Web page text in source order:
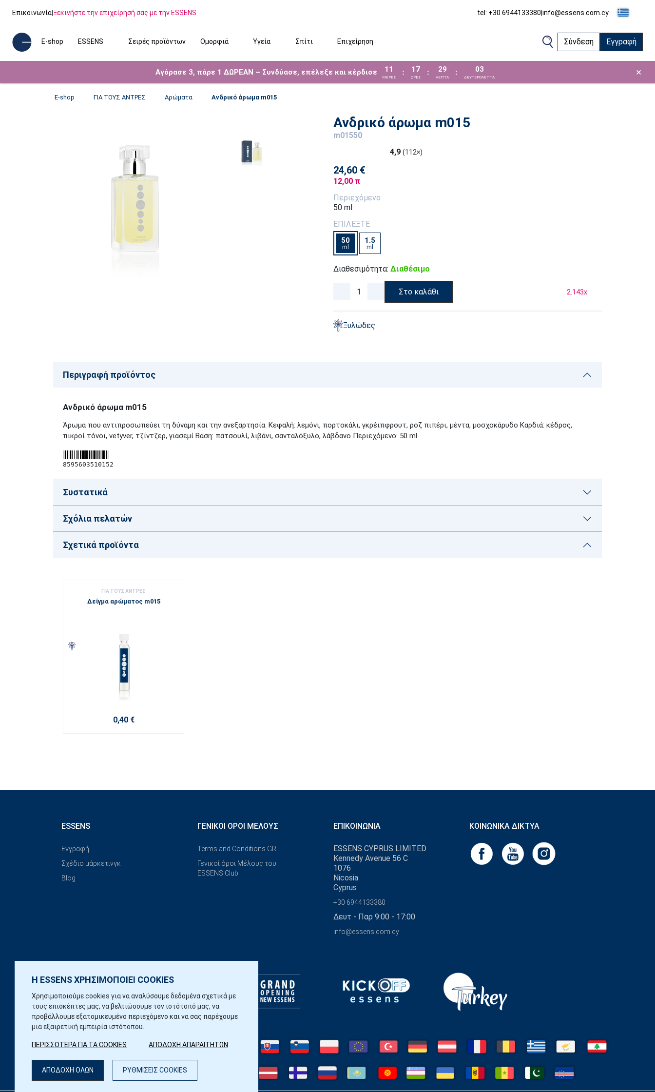
Επικοινωνία|Ξεκινήστε την επιχείρησή σας με την ESSENS tel: +30 6944133380|info@essens.com.cy
E-shop ESSENS Σειρές προϊόντων Ομορφιά Υγεία Σπίτι Επιχείρηση Σύνδεση Εγγραφή
Αγόρασε 3, πάρε 1 ΔΩΡΕΑΝ – Συνδύασε, επέλεξε και κέρδισε 11
ΜΈΡΕΣ
: 17
ΩΡΕΣ
: 29
ΛΕΠΤΑ
: 03
ΔΕΥΤΕΡΟΛΕΠΤΑ ×
E-shop ΓΙΑ ΤΟΥΣ ΑΝΤΡΕΣ Αρώματα Ανδρικό άρωμα m015
Ανδρικό άρωμα m015
m01550
4,9 (112×)
24,60 €
12,00 π
Περιεχόμενο
50 ml
ΕΠΙΛΕΞΤΕ
50
ml
1.5
ml
Διαθεσιμότητα: Διαθέσιμο
Στο καλάθι 2.143x
Ξυλώδες
Περιγραφή προϊόντος
Ανδρικό άρωμα m015
Άρωμα που αντιπροσωπεύει τη δύναμη και την ανεξαρτησία. Κεφαλή: λεμόνι, πορτοκάλι, γκρέιπφρουτ, ροζ πιπέρι, μέντα, μοσχοκάρυδο Καρδιά: κέδρος,
πικροί τόνοι, vetyver, τζίντζερ, γιασεμί Βάση: πατσουλί, λιβάνι, σανταλόξυλο, λάβδανο Περιεχόμενο: 50 ml
8595603510152
Συστατικά
Σχόλια πελατών
Σχετικά προϊόντα
ΓΙΑ ΤΟΥΣ ΑΝΤΡΕΣ
Δείγμα αρώματος m015
0,40 €
Η ESSENS ΧΡΗΣΙΜΟΠΟΙΕΙ COOKIES
Χρησιμοποιούμε cookies για να αναλύσουμε δεδομένα σχετικά με
τους επισκέπτες μας, να βελτιώσουμε τον ιστότοπό μας, να
προβάλλουμε εξατομικευμένο περιεχόμενο και να σας παρέχουμε
μια εξαιρετική εμπειρία ιστότοπου.
ΠΕΡΙΣΣΟΤΕΡΑ ΓΙΑ ΤΑ COOKIES ΑΠΟΔΟΧΗ ΑΠΑΡΑΙΤΗΤΩΝ
ΑΠΟΔΟΧΗ ΟΛΩΝ ΡΥΘΜΙΣΕΙΣ COOKIES
ESSENS
Εγγραφή
Σχέδιο μάρκετινγκ
Blog
ΓΕΝΙΚΟΊ ΌΡΟΙ ΜΈΛΟΥΣ
Terms and Conditions GR
Γενικοί όροι Μέλους του
ESSENS Club
ΕΠΙΚΟΙΝΩΝΊΑ
ESSENS CYPRUS LIMITED
Kennedy Avenue 56 C
1076
Nicosia
Cyprus
+30 6944133380
Δευτ - Παρ 9:00 - 17:00
info@essens.com.cy
ΚΟΙΝΩΝΙΚΆ ΔΊΚΤΥΑ